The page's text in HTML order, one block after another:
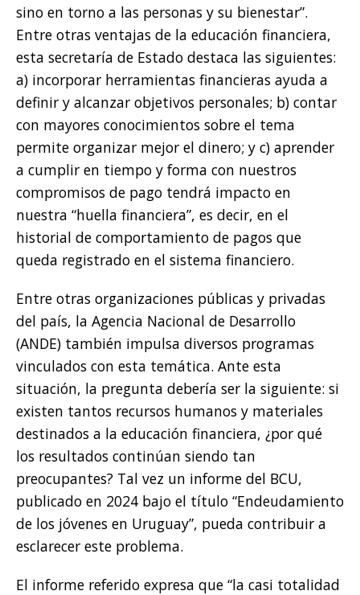
sino en torno a las personas y su bienestar”.
Entre otras ventajas de la educación financiera,
esta secretaría de Estado destaca las siguientes:
a) incorporar herramientas financieras ayuda a
definir y alcanzar objetivos personales; b) contar
con mayores conocimientos sobre el tema
permite organizar mejor el dinero; y c) aprender
a cumplir en tiempo y forma con nuestros
compromisos de pago tendrá impacto en
nuestra “huella financiera”, es decir, en el
historial de comportamiento de pagos que
queda registrado en el sistema financiero.
Entre otras organizaciones públicas y privadas
del país, la Agencia Nacional de Desarrollo
(ANDE) también impulsa diversos programas
vinculados con esta temática. Ante esta
situación, la pregunta debería ser la siguiente: si
existen tantos recursos humanos y materiales
destinados a la educación financiera, ¿por qué
los resultados continúan siendo tan
preocupantes? Tal vez un informe del BCU,
publicado en 2024 bajo el título “Endeudamiento
de los jóvenes en Uruguay”, pueda contribuir a
esclarecer este problema.
El informe referido expresa que “la casi totalidad